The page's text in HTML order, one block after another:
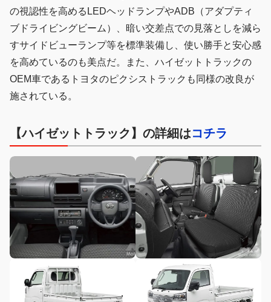
の視認性を高めるLEDヘッドランプやADB（アダプティ
ブドライビングビーム）、暗い交差点での見落としを減ら
すサイドビューランプ等を標準装備し、使い勝手と安心感
を高めているのも美点だ。また、ハイゼットトラックの
OEM車であるトヨタのピクシストラックも同様の改良が
施されている。
【ハイゼットトラック】の詳細はコチラ